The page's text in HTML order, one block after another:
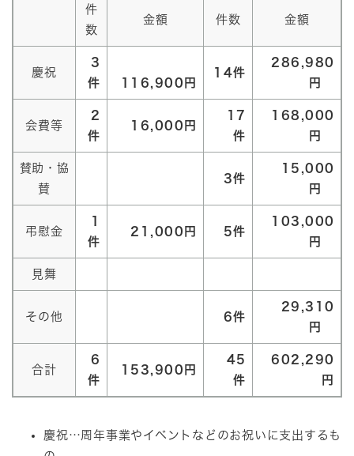
件
数
金額 件数 金額
慶祝
3
件
116,900円
14件
286,980
円
会費等
2
件
16,000円
17
件
168,000
円
賛助・協
賛
3件
15,000
円
弔慰金
1
件
21,000円 5件
103,000
円
見舞
その他 6件
29,310
円
合計
6
件
153,900円
45
件
602,290
円
慶祝…周年事業やイベントなどのお祝いに支出するも